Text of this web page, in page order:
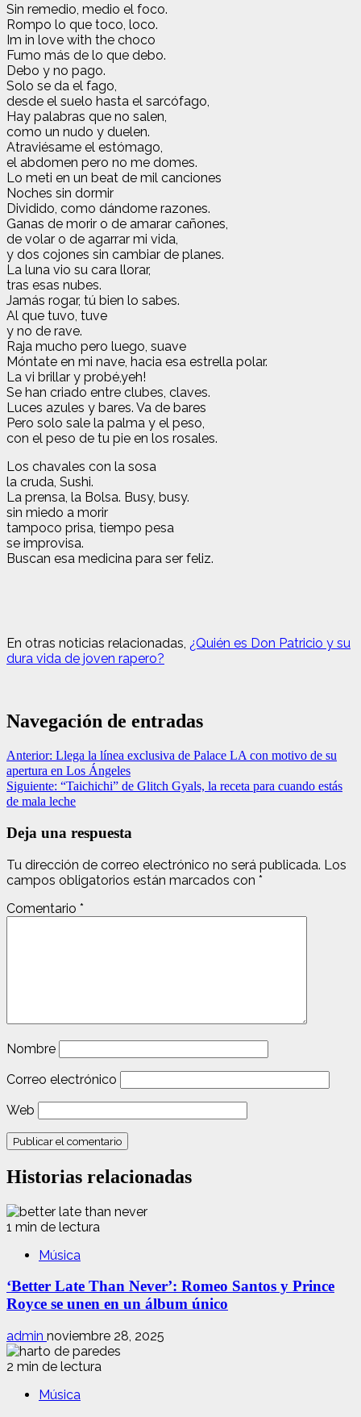
Sin remedio, medio el foco.
Rompo lo que toco, loco.
Im in love with the choco
Fumo más de lo que debo.
Debo y no pago.
Solo se da el fago,
desde el suelo hasta el sarcófago,
Hay palabras que no salen,
como un nudo y duelen.
Atraviésame el estómago,
el abdomen pero no me domes.
Lo meti en un beat de mil canciones
Noches sin dormir
Dividido, como dándome razones.
Ganas de morir o de amarar cañones,
de volar o de agarrar mi vida,
y dos cojones sin cambiar de planes.
La luna vio su cara llorar,
tras esas nubes.
Jamás rogar, tú bien lo sabes.
Al que tuvo, tuve
y no de rave.
Raja mucho pero luego, suave
Móntate en mi nave, hacia esa estrella polar.
La vi brillar y probé,yeh!
Se han criado entre clubes, claves.
Luces azules y bares. Va de bares
Pero solo sale la palma y el peso,
con el peso de tu pie en los rosales.
Los chavales con la sosa
la cruda, Sushi.
La prensa, la Bolsa. Busy, busy.
sin miedo a morir
tampoco prisa, tiempo pesa
se improvisa.
Buscan esa medicina para ser feliz.
En otras noticias relacionadas, ¿Quién es Don Patricio y su
dura vida de joven rapero?
Navegación de entradas
Anterior: Llega la línea exclusiva de Palace LA con motivo de su
apertura en Los Ángeles
Siguiente: “Taichichi” de Glitch Gyals, la receta para cuando estás
de mala leche
Deja una respuesta
Tu dirección de correo electrónico no será publicada. Los
campos obligatorios están marcados con *
Comentario *
Nombre
Correo electrónico
Web
Historias relacionadas
1 min de lectura
Música
‘Better Late Than Never’: Romeo Santos y Prince
Royce se unen en un álbum único
admin noviembre 28, 2025
2 min de lectura
Música